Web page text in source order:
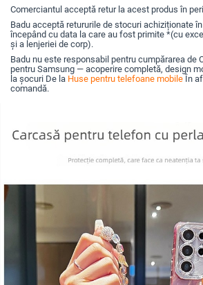
Comerciantul acceptă retur la acest produs în
Badu acceptă retururile de stocuri achiziționate
începând cu data la care au fost primite *(cu
și a lenjeriei de corp).
Badu nu este responsabil pentru cumpărarea de
pentru Samsung — acoperire completă, design
la șocuri De la Huse pentru telefoane mobile În
comandă.